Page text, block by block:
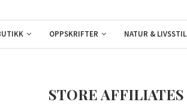
OPPSKRIFTER NATUR & LIVSSTIL
STORE AFFILIATES